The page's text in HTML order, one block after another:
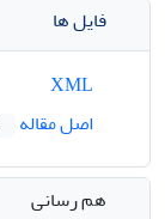
فایل ها
اصل مقاله
هم رسانی